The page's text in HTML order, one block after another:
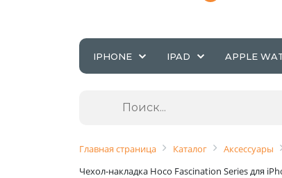
IPHONE IPAD APPLE
Главная страница Каталог Аксессуары
Чехол-накладка Hoco Fascination Series для